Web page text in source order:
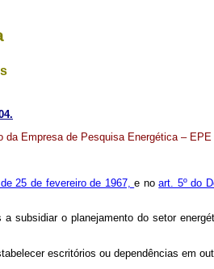
da Empresa de Pesquisa Energética –
25 de fevereiro de 1967,e noart. 5º do
subsidiar o planejamento do setor
escritórios ou dependências em